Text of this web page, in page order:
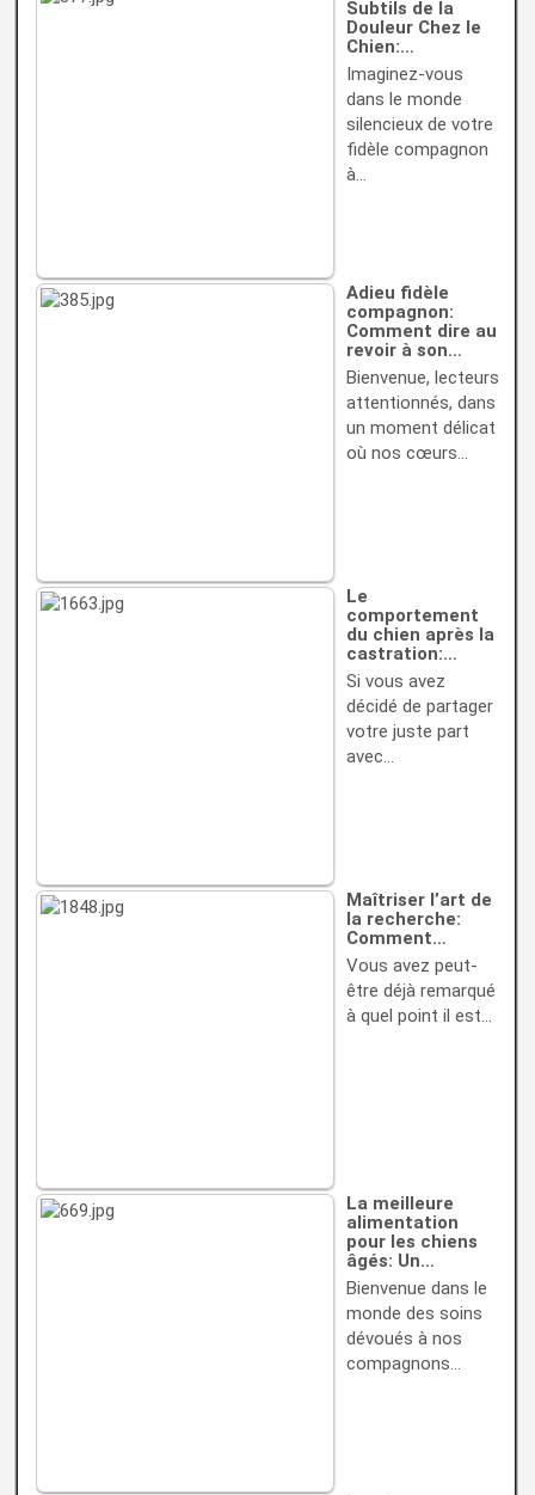
Subtils de la
Douleur Chez le
Chien:…
Imaginez-vous
dans le monde
silencieux de votre
fidèle compagnon
à…
Adieu fidèle
compagnon:
Comment dire au
revoir à son…
Bienvenue, lecteurs
attentionnés, dans
un moment délicat
où nos cœurs…
Le
comportement
du chien après la
castration:…
Si vous avez
décidé de partager
votre juste part
avec…
Maîtriser l’art de
la recherche:
Comment…
Vous avez peut-
être déjà remarqué
à quel point il est…
La meilleure
alimentation
pour les chiens
âgés: Un…
Bienvenue dans le
monde des soins
dévoués à nos
compagnons…